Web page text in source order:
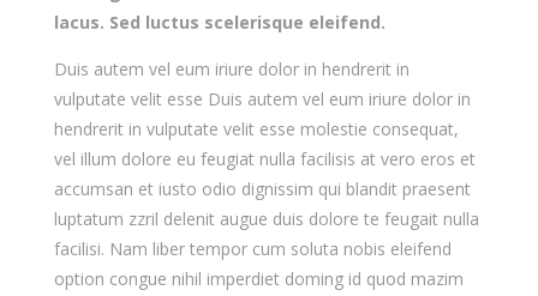
lacus. Sed luctus scelerisque eleifend.
Duis autem vel eum iriure dolor in hendrerit in
vulputate velit esse Duis autem vel eum iriure dolor in
hendrerit in vulputate velit esse molestie consequat,
vel illum dolore eu feugiat nulla facilisis at vero eros et
accumsan et iusto odio dignissim qui blandit praesent
luptatum zzril delenit augue duis dolore te feugait nulla
facilisi. Nam liber tempor cum soluta nobis eleifend
option congue nihil imperdiet doming id quod mazim